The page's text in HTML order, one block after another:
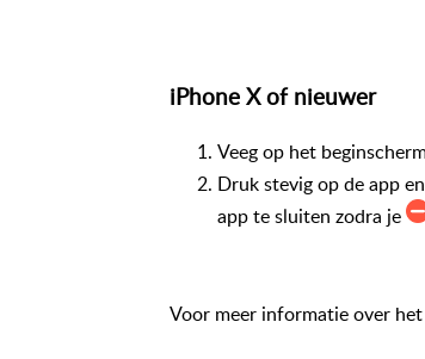
iPhone X of nieuwer
Veeg op het
Druk stevig op de app
app te sluiten zodra je
Voor meer informatie over